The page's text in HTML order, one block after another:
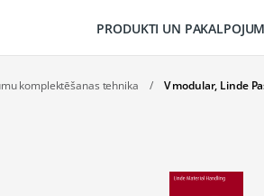
PRODUKTI UN
komplektēšanas tehnika / V modular, Linde